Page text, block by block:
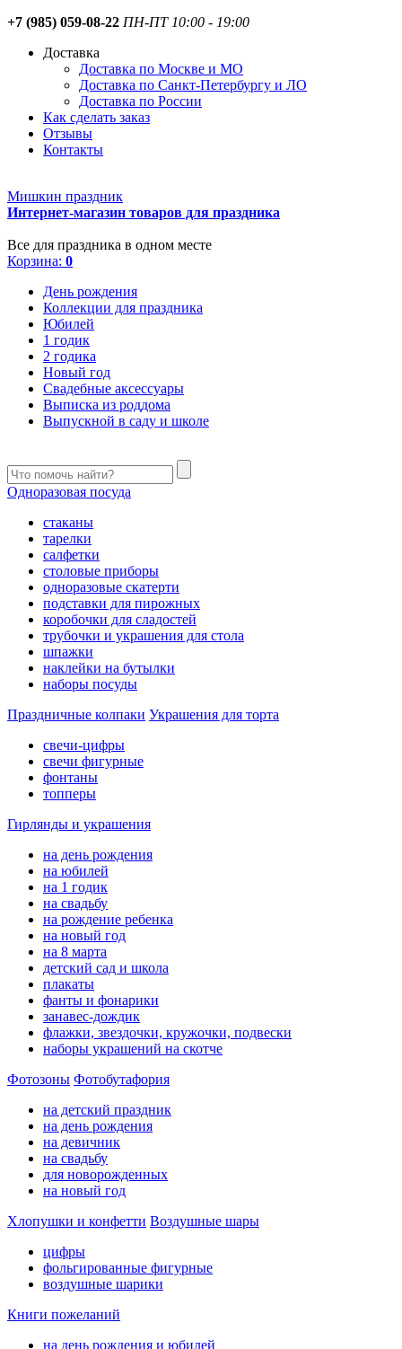
+7 (985) 059-08-22 ПН-ПТ 10:00 - 19:00
Доставка
Доставка по Москве и МО
Доставка по Санкт-Петербургу и ЛО
Доставка по России
Как сделать заказ
Отзывы
Контакты
Мишкин праздник
Интернет-магазин товаров для праздника
Все для праздника в одном месте
Корзина: 0
День рождения
Коллекции для праздника
Юбилей
1 годик
2 годика
Новый год
Свадебные аксессуары
Выписка из роддома
Выпускной в саду и школе
Одноразовая посуда
стаканы
тарелки
салфетки
столовые приборы
одноразовые скатерти
подставки для пирожных
коробочки для сладостей
трубочки и украшения для стола
шпажки
наклейки на бутылки
наборы посуды
Праздничные колпаки Украшения для торта
свечи-цифры
свечи фигурные
фонтаны
топперы
Гирлянды и украшения
на день рождения
на юбилей
на 1 годик
на свадьбу
на рождение ребенка
на новый год
на 8 марта
детский сад и школа
плакаты
фанты и фонарики
занавес-дождик
флажки, звездочки, кружочки, подвески
наборы украшений на скотче
Фотозоны Фотобутафория
на детский праздник
на день рождения
на девичник
на свадьбу
для новорожденных
на новый год
Хлопушки и конфетти Воздушные шары
цифры
фольгированные фигурные
воздушные шарики
Книги пожеланий
на день рождения и юбилей